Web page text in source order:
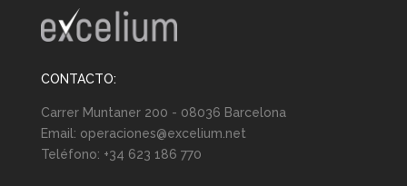
CONTACTO:
Carrer Muntaner 200 - 08036 Barcelona
Email: operaciones@excelium.net
Teléfono: +34 623 186 770